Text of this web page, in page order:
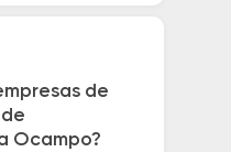
de
Ocampo?